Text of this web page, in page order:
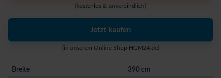
(kostenlos & unverbindlich)
Jetzt kaufen
(in unserem Online-Shop HGM24.de)
Breite
390 cm